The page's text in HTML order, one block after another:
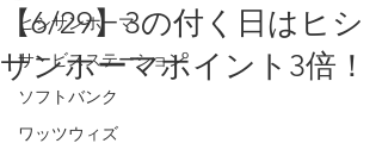
ヒシサンホーマ
サービスステーション
ソフトバンク
ワッツウィズ
【6/29】3の付く日はヒシ
サンホーマポイント3倍！